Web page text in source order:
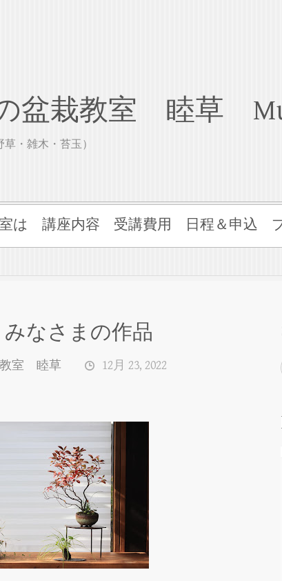
盆栽教室 睦草
草・雑木・苔玉）
は 講座内容 受講費用 日程＆申込
なさまの作品
教室 睦草 12月 23, 2022